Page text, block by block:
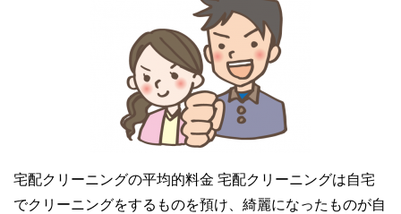
宅配クリーニングの平均的料金 宅配クリーニングは自宅
でクリーニングをするものを預け、綺麗になったものが自